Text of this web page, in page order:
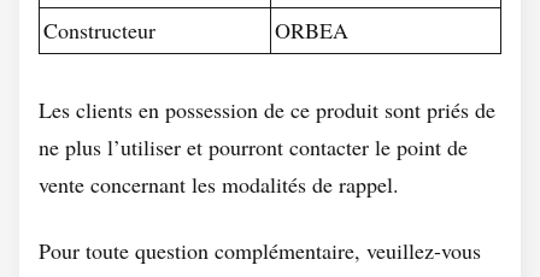
Constructeur
ORBEA
Les clients en possession de ce produit sont priés de
ne plus l’utiliser et pourront contacter le point de
vente concernant les modalités de rappel.
Pour toute question complémentaire, veuillez-vous